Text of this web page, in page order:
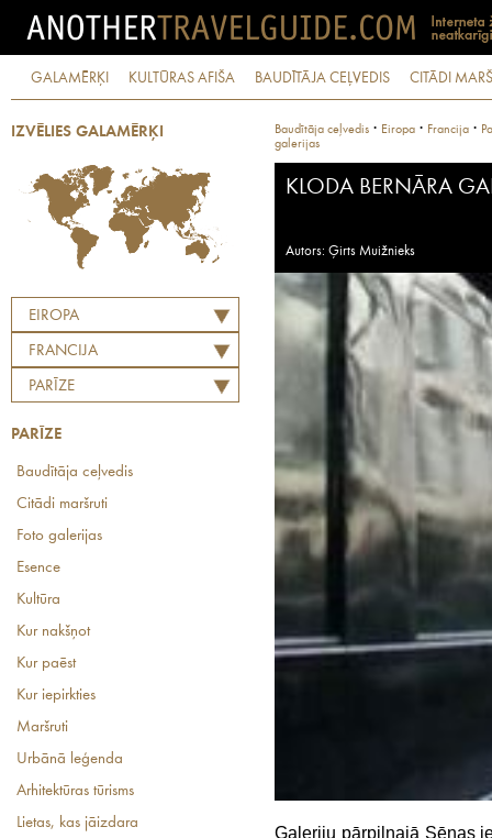
GALAMĒRĶI KULTŪRAS AFIŠA BAUDĪTĀJA CEĻVEDIS CITĀDI
IZVĒLIES GALAMĒRĶI
EIROPA
FRANCIJA
PARĪZE
PARĪZE
Baudītāja ceļvedis
Citādi maršruti
Foto galerijas
Esence
Kultūra
Kur nakšņot
Kur paēst
Kur iepirkties
Maršruti
Urbānā leģenda
Arhitektūras tūrisms
Lietas, kas jāizdara
Baudītāja ceļvedis · Eiropa · Francija ·
galerijas
KLODA BERNĀRA
Autors: Ģirts Muižnieks
Galeriju pārpilnajā Sēnas